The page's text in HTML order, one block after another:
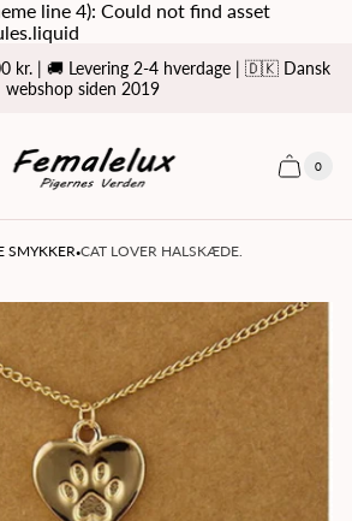
line 4): Could not find asset
kr. | 🚚 Levering 2-4 hverdage | 🇩🇰 Dansk
webshop siden 2019
logo
Cart
Cart
0
SMYKKER·CAT LOVER HALSKÆDE.